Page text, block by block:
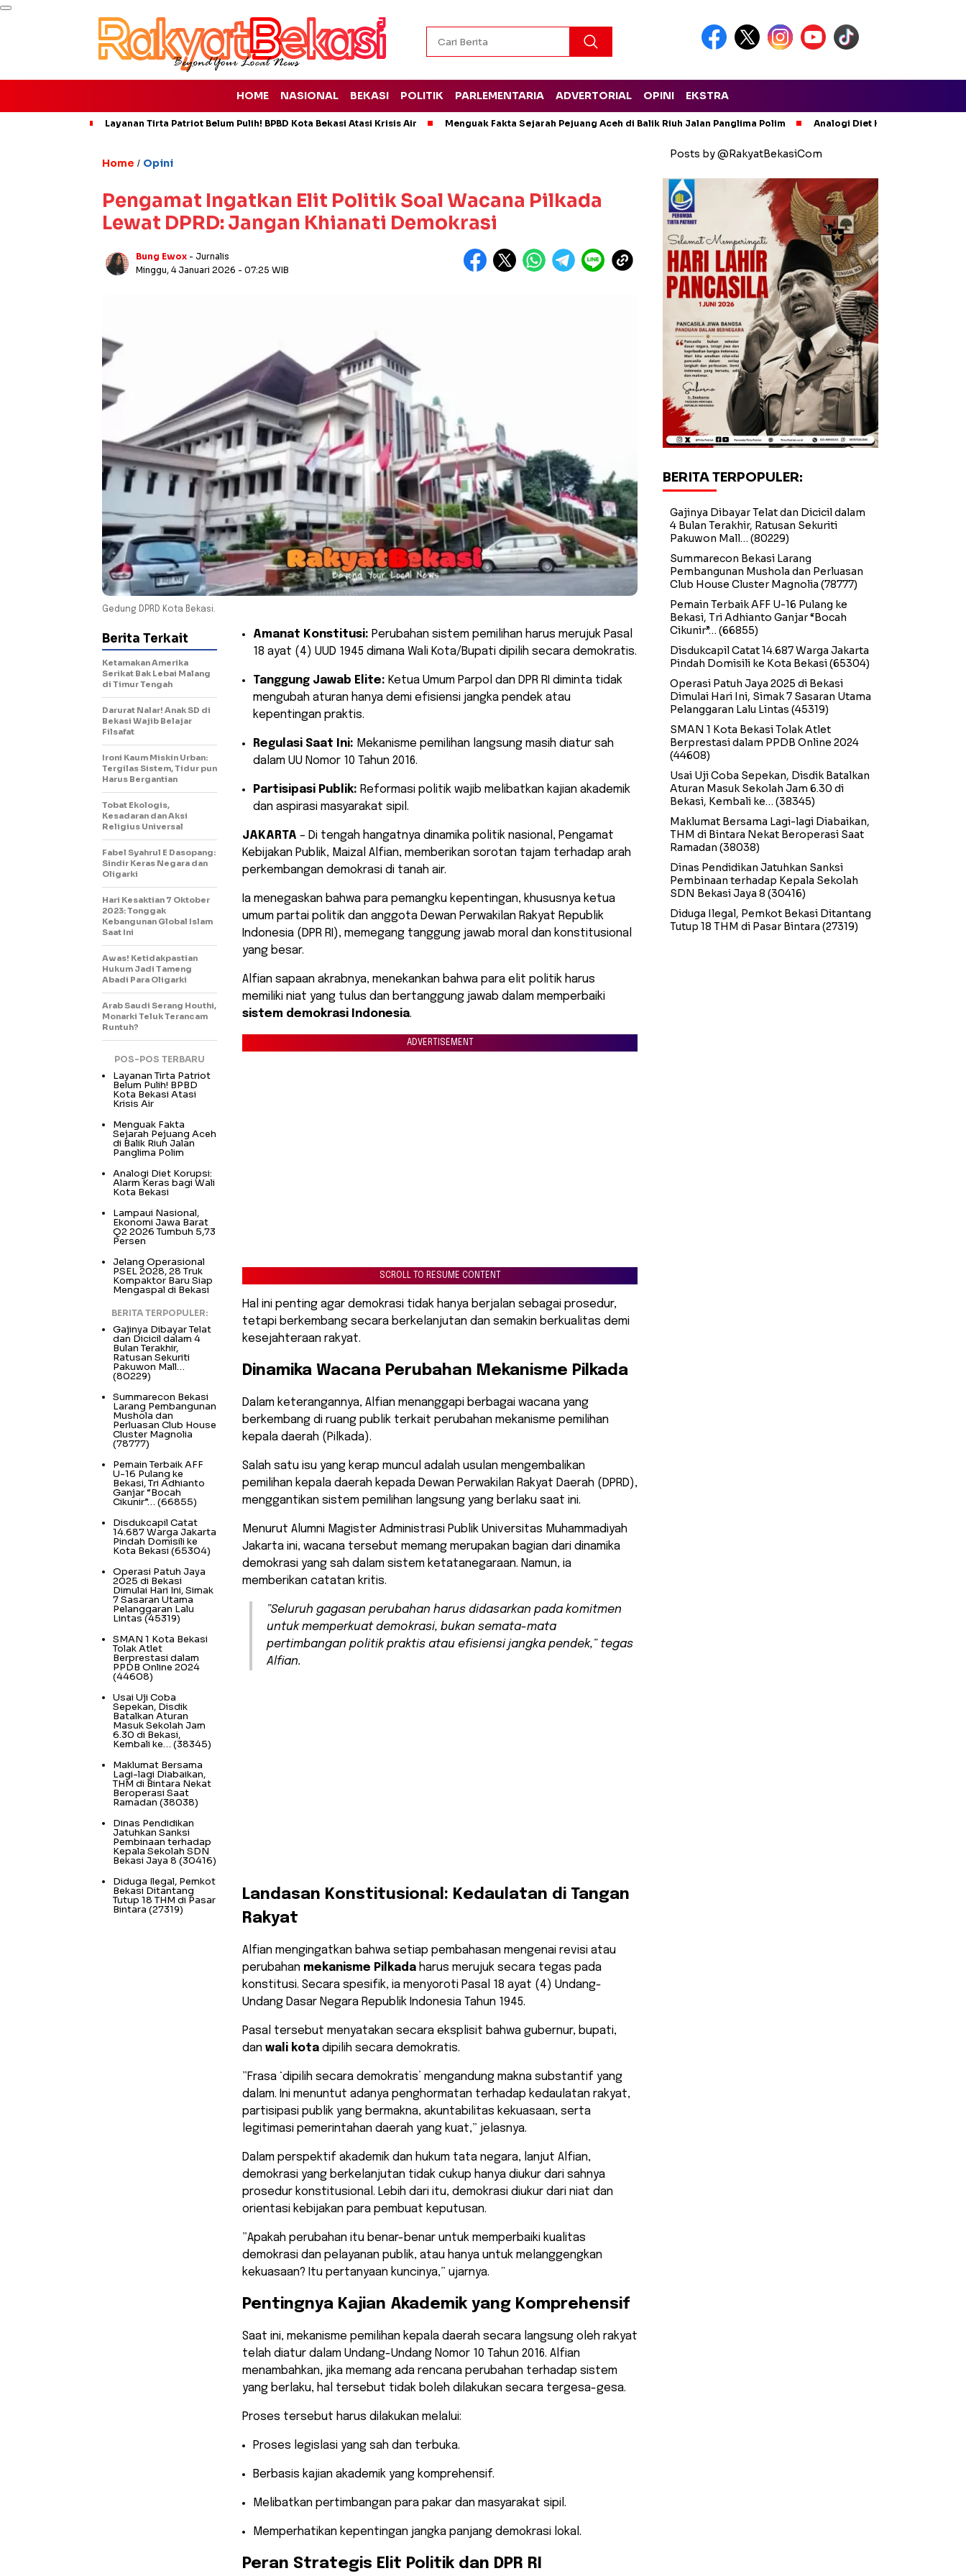
HOME NASIONAL BEKASI POLITIK PARLEMENTARIA ADVERTORIAL OPINI EKSTRA
Layanan Tirta Patriot Belum Pulih! BPBD Kota Bekasi Atasi Krisis Air Menguak Fakta Sejarah Pejuang Aceh di Balik Riuh Jalan Panglima Polim Analogi Diet Korupsi: Alarm
Home / Opini
Pengamat Ingatkan Elit Politik Soal Wacana Pilkada
Lewat DPRD: Jangan Khianati Demokrasi
Bung Ewox - Jurnalis
Minggu, 4 Januari 2026 - 07:25 WIB
Gedung DPRD Kota Bekasi.
Amanat Konstitusi: Perubahan sistem pemilihan harus merujuk Pasal
18 ayat (4) UUD 1945 dimana Wali Kota/Bupati dipilih secara demokratis.
Tanggung Jawab Elite: Ketua Umum Parpol dan DPR RI diminta tidak
mengubah aturan hanya demi efisiensi jangka pendek atau
kepentingan praktis.
Regulasi Saat Ini: Mekanisme pemilihan langsung masih diatur sah
dalam UU Nomor 10 Tahun 2016.
Partisipasi Publik: Reformasi politik wajib melibatkan kajian akademik
dan aspirasi masyarakat sipil.
JAKARTA – Di tengah hangatnya dinamika politik nasional, Pengamat
Kebijakan Publik, Maizal Alfian, memberikan sorotan tajam terhadap arah
perkembangan demokrasi di tanah air.
Ia menegaskan bahwa para pemangku kepentingan, khususnya ketua
umum partai politik dan anggota Dewan Perwakilan Rakyat Republik
Indonesia (DPR RI), memegang tanggung jawab moral dan konstitusional
yang besar.
​Alfian sapaan akrabnya, menekankan bahwa para elit politik harus
memiliki niat yang tulus dan bertanggung jawab dalam memperbaiki
sistem demokrasi Indonesia.
ADVERTISEMENT
SCROLL TO RESUME CONTENT
Hal ini penting agar demokrasi tidak hanya berjalan sebagai prosedur,
tetapi berkembang secara berkelanjutan dan semakin berkualitas demi
kesejahteraan rakyat.
​Dinamika Wacana Perubahan Mekanisme Pilkada
​Dalam keterangannya, Alfian menanggapi berbagai wacana yang
berkembang di ruang publik terkait perubahan mekanisme pemilihan
kepala daerah (Pilkada).
Salah satu isu yang kerap muncul adalah usulan mengembalikan
pemilihan kepala daerah kepada Dewan Perwakilan Rakyat Daerah (DPRD),
menggantikan sistem pemilihan langsung yang berlaku saat ini.
​Menurut Alumni Magister Administrasi Publik Universitas Muhammadiyah
Jakarta ini, wacana tersebut memang merupakan bagian dari dinamika
demokrasi yang sah dalam sistem ketatanegaraan. Namun, ia
memberikan catatan kritis.
​”Seluruh gagasan perubahan harus didasarkan pada komitmen
untuk memperkuat demokrasi, bukan semata-mata
pertimbangan politik praktis atau efisiensi jangka pendek,” tegas
Alfian.
​Landasan Konstitusional: Kedaulatan di Tangan
Rakyat
​Alfian mengingatkan bahwa setiap pembahasan mengenai revisi atau
perubahan mekanisme Pilkada harus merujuk secara tegas pada
konstitusi. Secara spesifik, ia menyoroti Pasal 18 ayat (4) Undang-
Undang Dasar Negara Republik Indonesia Tahun 1945.
​Pasal tersebut menyatakan secara eksplisit bahwa gubernur, bupati,
dan wali kota dipilih secara demokratis.
​”Frasa ‘dipilih secara demokratis’ mengandung makna substantif yang
dalam. Ini menuntut adanya penghormatan terhadap kedaulatan rakyat,
partisipasi publik yang bermakna, akuntabilitas kekuasaan, serta
legitimasi pemerintahan daerah yang kuat,” jelasnya.
​Dalam perspektif akademik dan hukum tata negara, lanjut Alfian,
demokrasi yang berkelanjutan tidak cukup hanya diukur dari sahnya
prosedur konstitusional. Lebih dari itu, demokrasi diukur dari niat dan
orientasi kebijakan para pembuat keputusan.
​”Apakah perubahan itu benar-benar untuk memperbaiki kualitas
demokrasi dan pelayanan publik, atau hanya untuk melanggengkan
kekuasaan? Itu pertanyaan kuncinya,” ujarnya.
​Pentingnya Kajian Akademik yang Komprehensif
​Saat ini, mekanisme pemilihan kepala daerah secara langsung oleh rakyat
telah diatur dalam Undang-Undang Nomor 10 Tahun 2016. Alfian
menambahkan, jika memang ada rencana perubahan terhadap sistem
yang berlaku, hal tersebut tidak boleh dilakukan secara tergesa-gesa.
​Proses tersebut harus dilakukan melalui:
​Proses legislasi yang sah dan terbuka.
​Berbasis kajian akademik yang komprehensif.
​Melibatkan pertimbangan para pakar dan masyarakat sipil.
​Memperhatikan kepentingan jangka panjang demokrasi lokal.
​Peran Strategis Elit Politik dan DPR RI
Berita Terkait
Ketamakan Amerika
Serikat Bak Lebai Malang
di Timur Tengah
Darurat Nalar! Anak SD di
Bekasi Wajib Belajar
Filsafat
Ironi Kaum Miskin Urban:
Tergilas Sistem, Tidur pun
Harus Bergantian
Tobat Ekologis,
Kesadaran dan Aksi
Religius Universal
Fabel Syahrul E Dasopang:
Sindir Keras Negara dan
Oligarki
Hari Kesaktian 7 Oktober
2023: Tonggak
Kebangunan Global Islam
Saat Ini
Awas! Ketidakpastian
Hukum Jadi Tameng
Abadi Para Oligarki
Arab Saudi Serang Houthi,
Monarki Teluk Terancam
Runtuh?
POS-POS TERBARU
Layanan Tirta Patriot
Belum Pulih! BPBD
Kota Bekasi Atasi
Krisis Air
Menguak Fakta
Sejarah Pejuang Aceh
di Balik Riuh Jalan
Panglima Polim
Analogi Diet Korupsi:
Alarm Keras bagi Wali
Kota Bekasi
Lampaui Nasional,
Ekonomi Jawa Barat
Q2 2026 Tumbuh 5,73
Persen
Jelang Operasional
PSEL 2028, 28 Truk
Kompaktor Baru Siap
Mengaspal di Bekasi
BERITA TERPOPULER:
Gajinya Dibayar Telat
dan Dicicil dalam 4
Bulan Terakhir,
Ratusan Sekuriti
Pakuwon Mall…
(80229)
Summarecon Bekasi
Larang Pembangunan
Mushola dan
Perluasan Club House
Cluster Magnolia
(78777)
Pemain Terbaik AFF
U-16 Pulang ke
Bekasi, Tri Adhianto
Ganjar “Bocah
Cikunir”… (66855)
Disdukcapil Catat
14.687 Warga Jakarta
Pindah Domisili ke
Kota Bekasi (65304)
Operasi Patuh Jaya
2025 di Bekasi
Dimulai Hari Ini, Simak
7 Sasaran Utama
Pelanggaran Lalu
Lintas(45319)
SMAN 1 Kota Bekasi
Tolak Atlet
Berprestasi dalam
PPDB Online 2024
(44608)
Usai Uji Coba
Sepekan, Disdik
Batalkan Aturan
Masuk Sekolah Jam
6.30 di Bekasi,
Kembali ke… (38345)
Maklumat Bersama
Lagi-lagi Diabaikan,
THM di Bintara Nekat
Beroperasi Saat
Ramadan (38038)
Dinas Pendidikan
Jatuhkan Sanksi
Pembinaan terhadap
Kepala Sekolah SDN
Bekasi Jaya 8 (30416)
Diduga Ilegal, Pemkot
Bekasi Ditantang
Tutup 18 THM di Pasar
Bintara (27319)
Posts by @RakyatBekasiCom
BERITA TERPOPULER:
Gajinya Dibayar Telat dan Dicicil dalam
4 Bulan Terakhir, Ratusan Sekuriti
Pakuwon Mall… (80229)
Summarecon Bekasi Larang
Pembangunan Mushola dan Perluasan
Club House Cluster Magnolia (78777)
Pemain Terbaik AFF U-16 Pulang ke
Bekasi, Tri Adhianto Ganjar “Bocah
Cikunir”… (66855)
Disdukcapil Catat 14.687 Warga Jakarta
Pindah Domisili ke Kota Bekasi(65304)
Operasi Patuh Jaya 2025 di Bekasi
Dimulai Hari Ini, Simak 7 Sasaran Utama
Pelanggaran Lalu Lintas (45319)
SMAN 1 Kota Bekasi Tolak Atlet
Berprestasi dalam PPDB Online 2024
(44608)
Usai Uji Coba Sepekan, Disdik Batalkan
Aturan Masuk Sekolah Jam 6.30 di
Bekasi, Kembali ke… (38345)
Maklumat Bersama Lagi-lagi Diabaikan,
THM di Bintara Nekat Beroperasi Saat
Ramadan (38038)
Dinas Pendidikan Jatuhkan Sanksi
Pembinaan terhadap Kepala Sekolah
SDN Bekasi Jaya 8 (30416)
Diduga Ilegal, Pemkot Bekasi Ditantang
Tutup 18 THM di Pasar Bintara (27319)